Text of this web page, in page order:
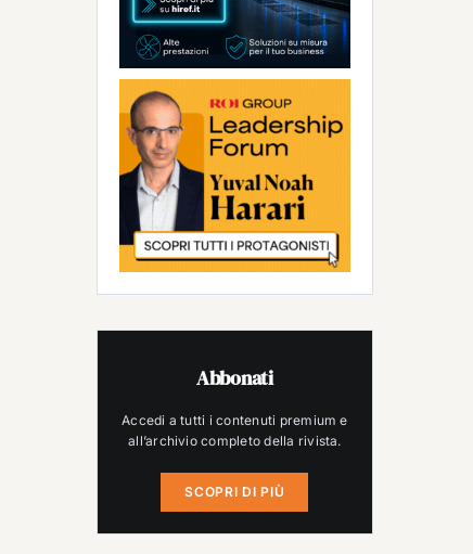
Abbonati
Accedi a tutti i contenuti premium e
all’archivio completo della rivista.
SCOPRI DI PIÙ